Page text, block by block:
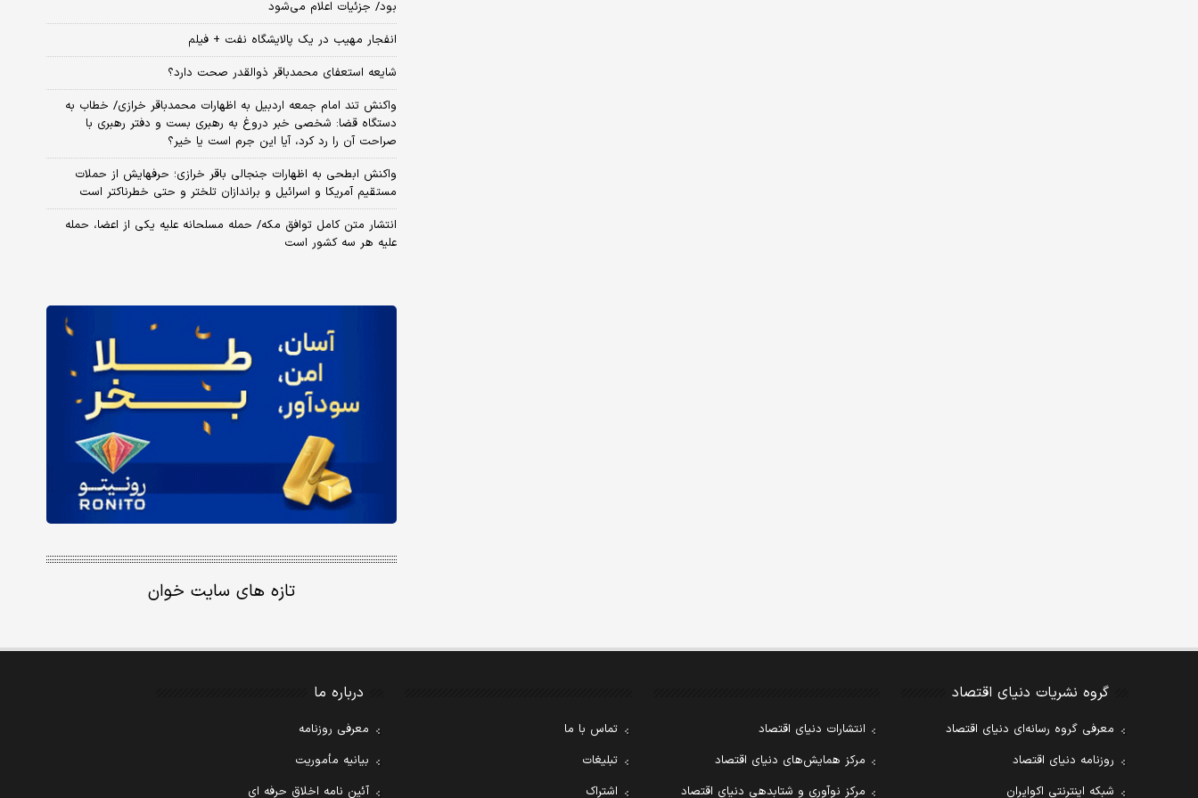
بود/ جزئیات اعلام می‌شود
انفجار مهیب در یک پالایشگاه نفت + فیلم
شایعه استعفای محمدباقر ذوالقدر صحت دارد؟
واکنش تند امام جمعه اردبیل به اظهارات محمدباقر خرازی/ خطاب به
دستگاه قضا: شخصی خبر دروغ به رهبری بست و دفتر رهبری با
صراحت آن را رد کرد، آیا این جرم است یا خیر؟
واکنش ابطحی به اظهارات جنجالی باقر خرازی؛ حرفهایش از حملات
مستقیم آمریکا و اسرائیل و براندازان تلختر و حتی خطرناکتر است
انتشار متن کامل توافق مکه/ حمله مسلحانه علیه یکی از اعضا، حمله
علیه هر سه کشور است
تازه های سایت خوان
گروه نشریات دنیای اقتصاد
معرفی گروه رسانه‌ای دنیای اقتصاد
روزنامه دنیای اقتصاد
شبکه اینترنتی اکوایران
انتشارات دنیای اقتصاد
مرکز همایش‌های دنیای اقتصاد
مرکز نوآوری و شتابدهی دنیای اقتصاد
تماس با ما
تبلیغات
اشتراک
درباره ما
معرفی روزنامه
بیانیه مأموریت
آئین نامه اخلاق حرفه ای